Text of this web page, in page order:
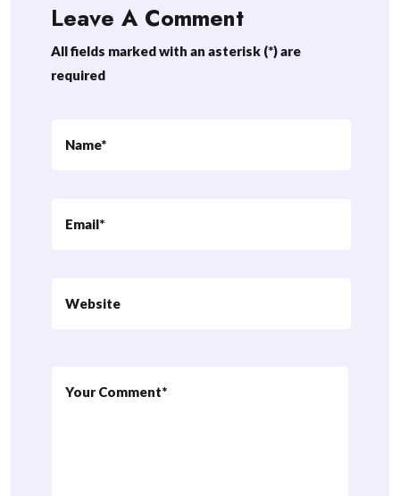
Leave A Comment
All fields marked with an asterisk (*) are
required